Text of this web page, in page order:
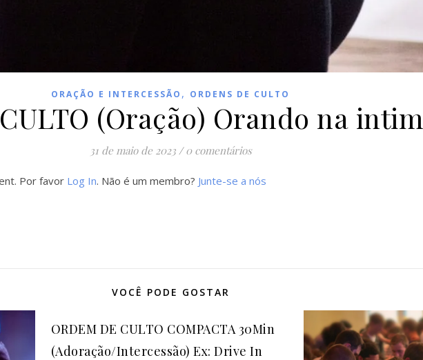
ORAÇÃO E INTERCESSÃO , ORDENS DE CULTO
(Oração) Orando na
31 de maio de 2023 / 0 comentários
Por favor Log In. Não é um membro? Junte-se a nós
VOCÊ PODE GOSTAR
ORDEM DE CULTO COMPACTA 30Min
(Adoração/Intercessão) Ex: Drive In